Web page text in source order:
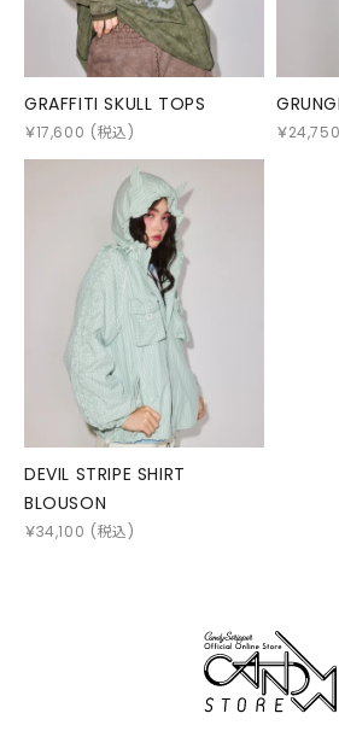
GRAFFITI SKULL TOPS
￥17,600 (税込) ￥24,750
DEVIL STRIPE SHIRT
BLOUSON
￥34,100 (税込)